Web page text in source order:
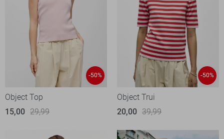
-50%
Object Top
15,00 29,99
-50%
Object Trui
20,00 39,99